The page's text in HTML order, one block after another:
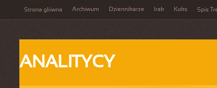
Strona główna Archiwum Dziennikarze Irak Koks Spis
ANALITYCY